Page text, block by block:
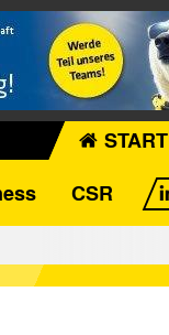
START
CSR